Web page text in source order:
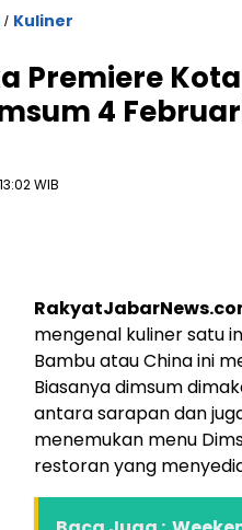
/ Kuliner
Premiere
4
WIB
mengenal kuliner satu
Bambu atau China ini
Biasanya dimsum
antara sarapan dan
menemukan menu
restoran yang